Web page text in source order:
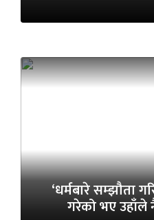
‘धर्मबारे सम्झौता
गरेको भए उहाँले